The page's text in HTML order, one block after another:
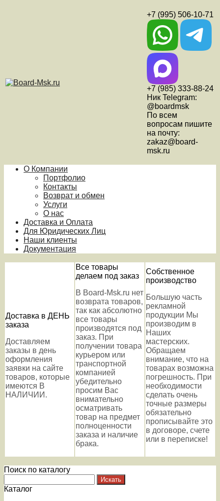
+7 (995) 506-10-71
+7 (985) 333-88-24
Ник Telegram:
@boardmsk
По всем
вопросам пишите
на почту:
zakaz@board-
msk.ru
О Компании
Портфолио
Контакты
Возврат и обмен
Услуги
О нас
Доставка и Оплата
Для Юридических Лиц
Наши клиенты
Документация
Доставка в ДЕНЬ
заказа
Доставляем
заказы в день
оформления
заявки на сайте
товаров, которые
имеются В
НАЛИЧИИ.
Все товары
делаем под заказ
В Board-Msk.ru нет
возврата товаров,
так как абсолютно
все товары
производятся под
заказ. При
получении товара
курьером или
транспортной
компанией
убедительно
просим Вас
внимательно
осматривать
товар на предмет
полноценности
заказа и наличие
брака.
Собственное
производство
Большую часть
рекламной
продукции Мы
производим в
Наших
мастерских.
Обращаем
внимание, что на
товарах возможна
погрешность. При
необходимости
сделать очень
точные размеры
обязательно
прописывайте это
в договоре, счете
или в переписке!
Поиск по каталогу
Каталог